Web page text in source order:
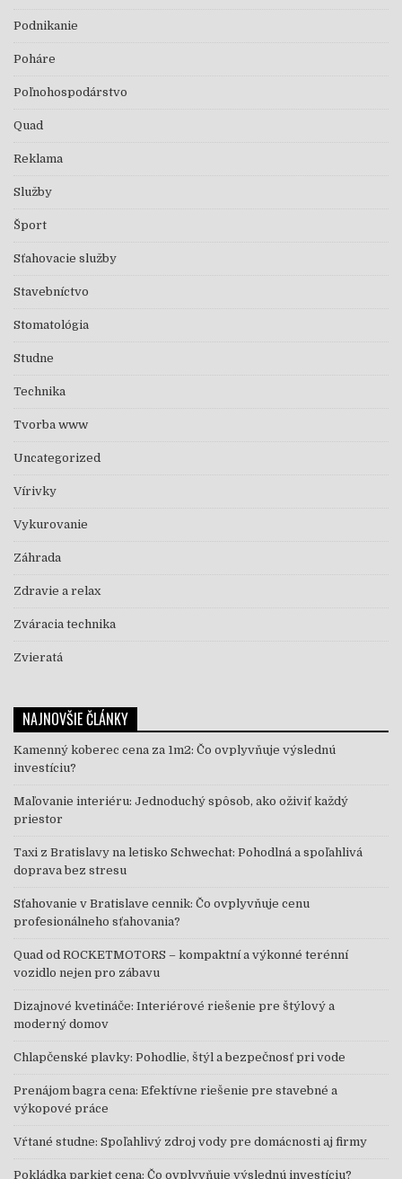
Podnikanie
Poháre
Poľnohospodárstvo
Quad
Reklama
Služby
Šport
Sťahovacie služby
Stavebníctvo
Stomatológia
Studne
Technika
Tvorba www
Uncategorized
Vírivky
Vykurovanie
Záhrada
Zdravie a relax
Zváracia technika
Zvieratá
NAJNOVŠIE ČLÁNKY
Kamenný koberec cena za 1m2: Čo ovplyvňuje výslednú
investíciu?
Maľovanie interiéru: Jednoduchý spôsob, ako oživiť každý
priestor
Taxi z Bratislavy na letisko Schwechat: Pohodlná a spoľahlivá
doprava bez stresu
Sťahovanie v Bratislave cennik: Čo ovplyvňuje cenu
profesionálneho sťahovania?
Quad od ROCKETMOTORS – kompaktní a výkonné terénní
vozidlo nejen pro zábavu
Dizajnové kvetináče: Interiérové riešenie pre štýlový a
moderný domov
Chlapčenské plavky: Pohodlie, štýl a bezpečnosť pri vode
Prenájom bagra cena: Efektívne riešenie pre stavebné a
výkopové práce
Vŕtané studne: Spoľahlivý zdroj vody pre domácnosti aj firmy
Pokládka parkiet cena: Čo ovplyvňuje výslednú investíciu?